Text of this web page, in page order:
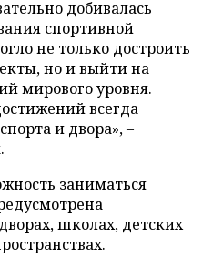
добивалась
спортивной
не только достроить
но и выйти на
мирового уровня.
всегда
и двора», –
заниматься
школах, детских